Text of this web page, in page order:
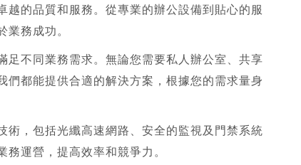
的品質和服務。從專業的辦公設備到貼心的服
務成功。
不同業務需求。無論您需要私人辦公室、共享
都能提供合適的解決方案，根據您的需求量身
，包括光纖高速網路、安全的監視及門禁系統
運營，提高效率和競爭力。